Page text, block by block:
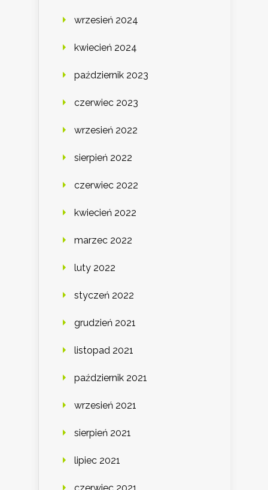
wrzesień 2024
kwiecień 2024
październik 2023
czerwiec 2023
wrzesień 2022
sierpień 2022
czerwiec 2022
kwiecień 2022
marzec 2022
luty 2022
styczeń 2022
grudzień 2021
listopad 2021
październik 2021
wrzesień 2021
sierpień 2021
lipiec 2021
czerwiec 2021